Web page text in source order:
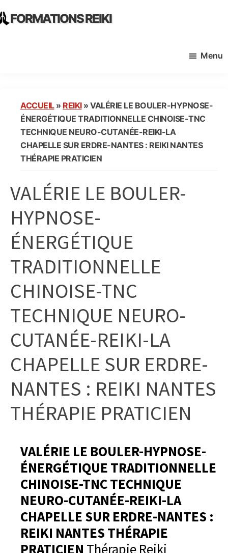
to
to FORMATIONS REIKI
France
Menu
ACCUEIL» REIKI» VALÉRIE LE BOULER-HYPNOSE-
ÉNERGÉTIQUE TRADITIONNELLE CHINOISE-TNC
TECHNIQUE NEURO-CUTANÉE-REIKI-LA
CHAPELLE SUR ERDRE-NANTES : REIKI NANTES
THÉRAPIE PRATICIEN
VALÉRIE LE BOULER-
HYPNOSE-
ÉNERGÉTIQUE
TRADITIONNELLE
CHINOISE-TNC
TECHNIQUE NEURO-
CUTANÉE-REIKI-LA
CHAPELLE SUR ERDRE-
NANTES : REIKI NANTES
THÉRAPIE PRATICIEN
VALÉRIE LE BOULER-HYPNOSE-
ÉNERGÉTIQUE TRADITIONNELLE
CHINOISE-TNC TECHNIQUE
NEURO-CUTANÉE-REIKI-LA
CHAPELLE SUR ERDRE-NANTES :
REIKI NANTES THÉRAPIE
PRATICIEN Thérapie Reiki